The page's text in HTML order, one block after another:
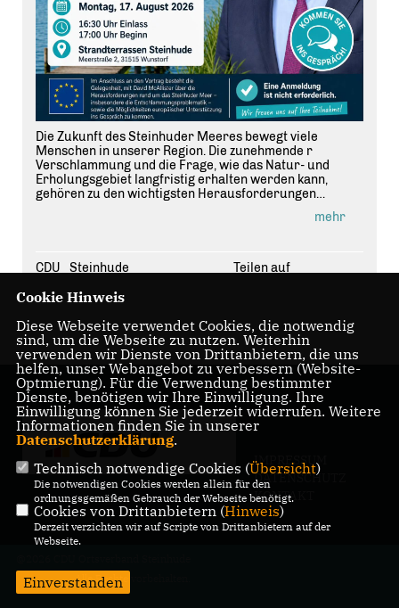
Die Zukunft des Steinhuder Meeres bewegt viele
Menschen in unserer Region. Die zunehmende r
Verschlammung und die Frage, wie das Natur- und
Erholungsgebiet langfristig erhalten werden kann,
gehören zu den wichtigsten Herausforderungen
#Steinhude
mehr
CDU_Steinhude Teilen auf
IMPRESSUM
DATENSCHUTZ
KONTAKT
Alle Rechte vorbehalten.
Cookie Hinweis
Diese Webseite verwendet Cookies, die notwendig
sind, um die Webseite zu nutzen. Weiterhin
verwenden wir Dienste von Drittanbietern, die uns
helfen, unser Webangebot zu verbessern (Website-
Optmierung). Für die Verwendung bestimmter
Dienste, benötigen wir Ihre Einwilligung. Ihre
Einwilligung können Sie jederzeit widerrufen. Weitere
Informationen finden Sie in unserer
Datenschutzerklärung.
Technisch notwendige Cookies (Übersicht)
Die notwendigen Cookies werden allein für den
ordnungsgemäßen Gebrauch der Webseite benötigt.
Cookies von Drittanbietern (Hinweis)
Derzeit verzichten wir auf Scripte von Drittanbietern auf der
Webseite.
Einverstanden